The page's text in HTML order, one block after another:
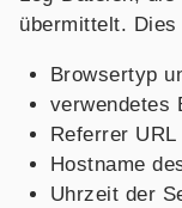
übermittelt. Dies
Browsertyp
verwendetes
Referrer URL
Hostname
Uhrzeit der